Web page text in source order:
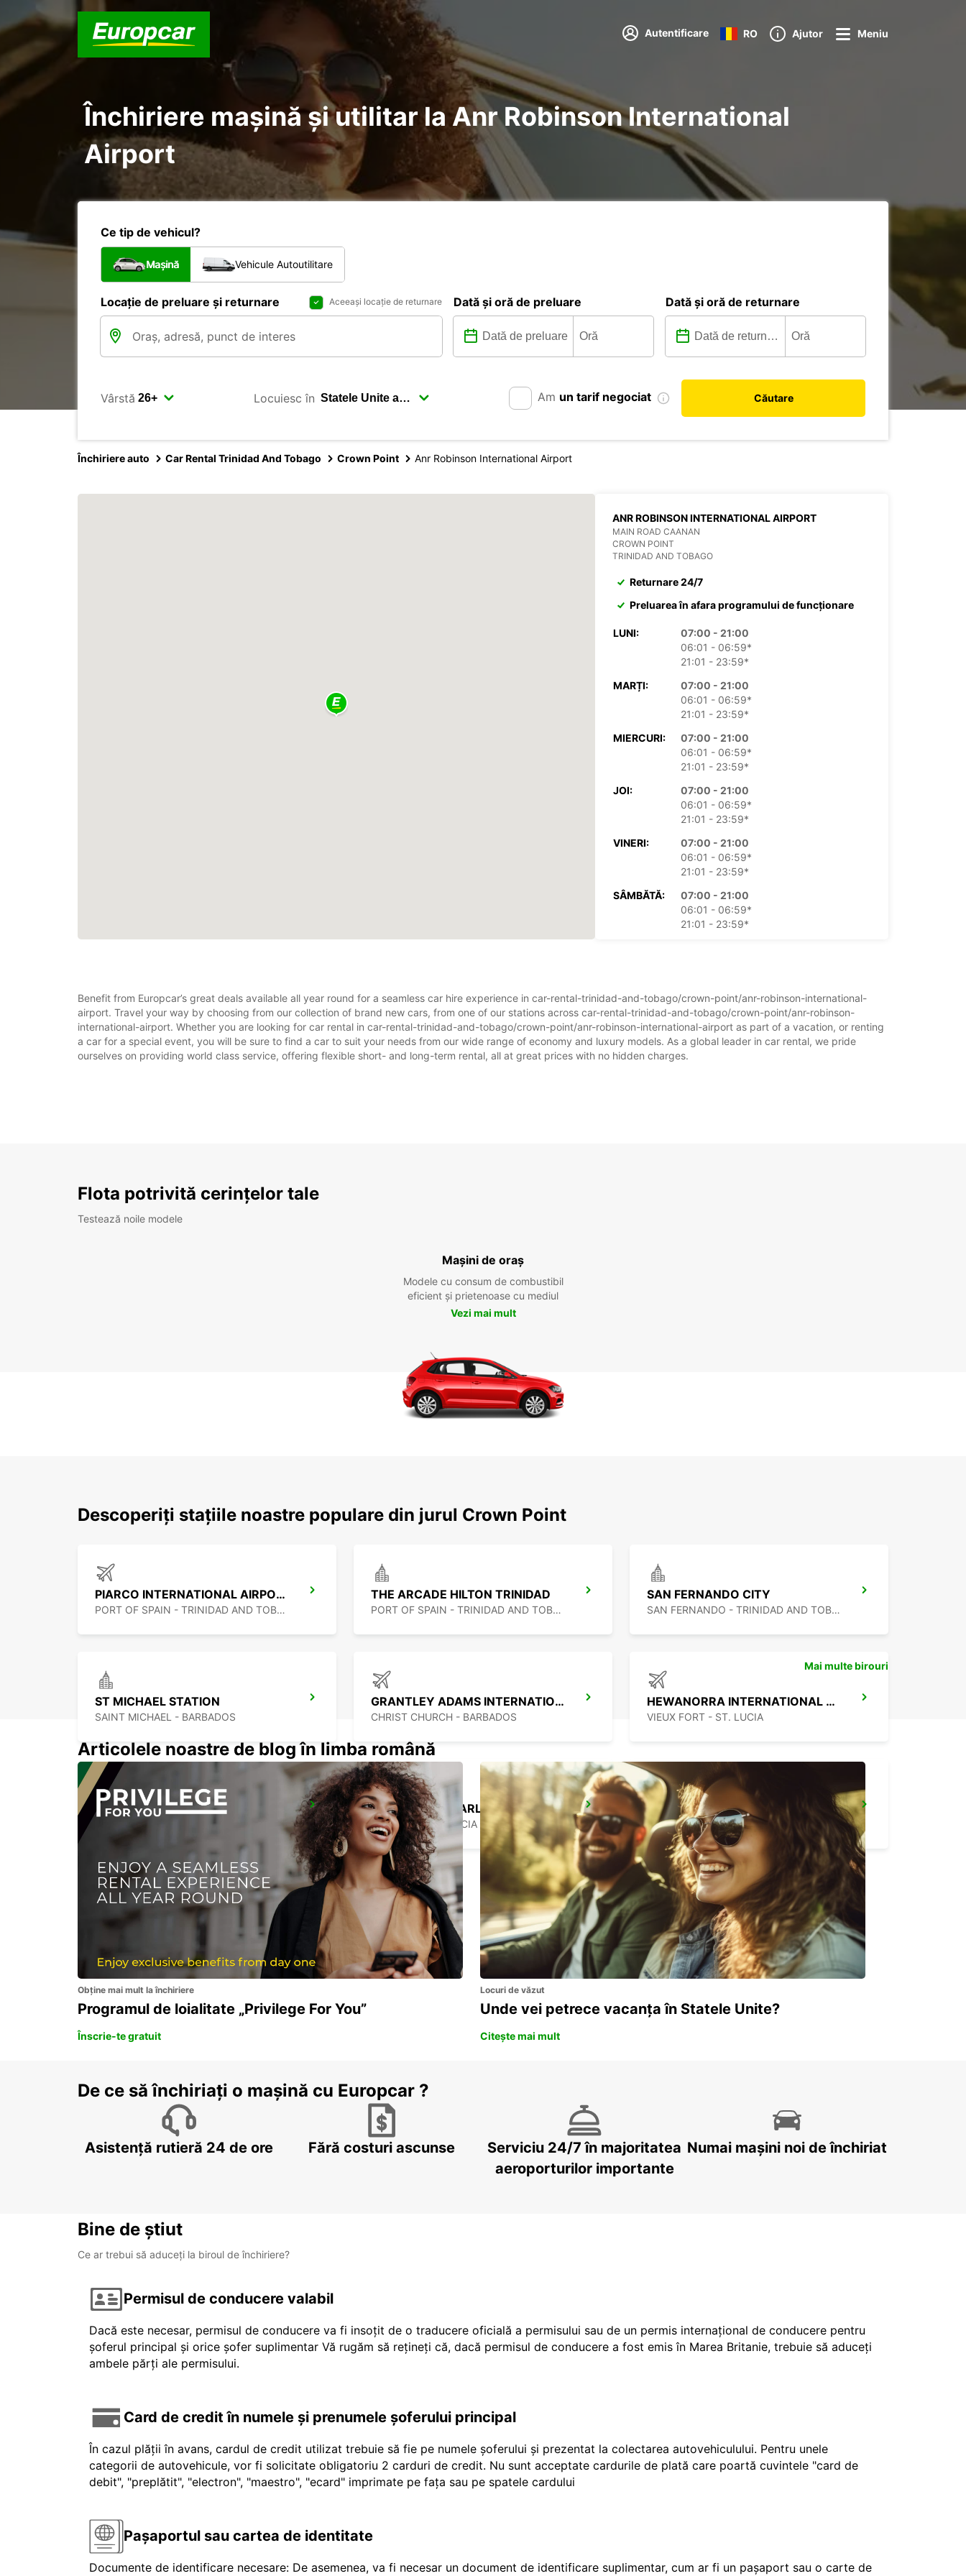
Autentificare RO Ajutor Meniu
Închiriere mașină și utilitar la Anr Robinson International
Airport
Ce tip de vehicul?
Mașină Vehicule Autoutilitare
Locație de preluare și returnare Aceeași locație de returnare Dată și oră de preluare Dată și oră de returnare
Vârstă Locuiesc în Am un tarif negociat Căutare
Închiriere auto Car Rental Trinidad And Tobago Crown Point Anr Robinson International Airport
ANR ROBINSON INTERNATIONAL AIRPORT
MAIN ROAD CAANAN
CROWN POINT
TRINIDAD AND TOBAGO
Returnare 24/7
Preluarea în afara programului de funcționare
LUNI:
07:00 - 21:00
06:01 - 06:59*
21:01 - 23:59*
MARȚI:
07:00 - 21:00
06:01 - 06:59*
21:01 - 23:59*
MIERCURI:
07:00 - 21:00
06:01 - 06:59*
21:01 - 23:59*
JOI:
07:00 - 21:00
06:01 - 06:59*
21:01 - 23:59*
VINERI:
07:00 - 21:00
06:01 - 06:59*
21:01 - 23:59*
SÂMBĂTĂ:
07:00 - 21:00
06:01 - 06:59*
21:01 - 23:59*
*Cu taxe suplimentare
Programul de funcționare poate varia datorită
Sărbătorilor legale.
Benefit from Europcar’s great deals available all year round for a seamless car hire experience in car-rental-trinidad-and-tobago/crown-point/anr-robinson-international-
airport. Travel your way by choosing from our collection of brand new cars, from one of our stations across car-rental-trinidad-and-tobago/crown-point/anr-robinson-
international-airport. Whether you are looking for car rental in car-rental-trinidad-and-tobago/crown-point/anr-robinson-international-airport as part of a vacation, or renting
a car for a special event, you will be sure to find a car to suit your needs from our wide range of economy and luxury models. As a global leader in car rental, we pride
ourselves on providing world class service, offering flexible short- and long-term rental, all at great prices with no hidden charges.
Flota potrivită cerințelor tale
Testează noile modele
Mașini de oraș
Modele cu consum de combustibil
eficient și prietenoase cu mediul
Vezi mai mult
Descoperiți stațiile noastre populare din jurul Crown Point
PIARCO INTERNATIONAL AIRPORT
PORT OF SPAIN - TRINIDAD AND TOBAGO
THE ARCADE HILTON TRINIDAD
PORT OF SPAIN - TRINIDAD AND TOBAGO
SAN FERNANDO CITY
SAN FERNANDO - TRINIDAD AND TOBAGO
ST MICHAEL STATION
SAINT MICHAEL - BARBADOS
GRANTLEY ADAMS INTERNATIONAL AIRPORT
CHRIST CHURCH - BARBADOS
HEWANORRA INTERNATIONAL AIRPORT
VIEUX FORT - ST. LUCIA
CASTRIES CRUISE TERMINAL
CASTRIES - ST. LUCIA
GEORGE F L CHARLES AIRPORT
CASTRIES - ST. LUCIA
LE MARIN
LE MARIN - MARTINIQUE
Mai multe birouri
Articolele noastre de blog în limba română
Obține mai mult la închiriere
Programul de loialitate „Privilege For You”
Înscrie-te gratuit
Locuri de văzut
Unde vei petrece vacanța în Statele Unite?
Citește mai mult
De ce să închiriați o mașină cu Europcar ?
Asistență rutieră 24 de ore Fără costuri ascunse
Serviciu 24/7 în majoritatea
aeroporturilor importante
Numai mașini noi de închiriat
Bine de știut
Ce ar trebui să aduceți la biroul de închiriere?
Permisul de conducere valabil
Dacă este necesar, permisul de conducere va fi insoțit de o traducere oficială a permisului sau de un permis internațional de conducere pentru
șoferul principal și orice șofer suplimentar Vă rugăm să rețineți că, dacă permisul de conducere a fost emis în Marea Britanie, trebuie să aduceți
ambele părți ale permisului.
Card de credit în numele și prenumele șoferului principal
În cazul plății în avans, cardul de credit utilizat trebuie să fie pe numele șoferului și prezentat la colectarea autovehiculului. Pentru unele
categorii de autovehicule, vor fi solicitate obligatoriu 2 carduri de credit. Nu sunt acceptate cardurile de plată care poartă cuvintele "card de
debit", "preplătit", "electron", "maestro", "ecard" imprimate pe fața sau pe spatele cardului
Pașaportul sau cartea de identitate
Documente de identificare necesare: De asemenea, va fi necesar un document de identificare suplimentar, cum ar fi un pașaport sau o carte de